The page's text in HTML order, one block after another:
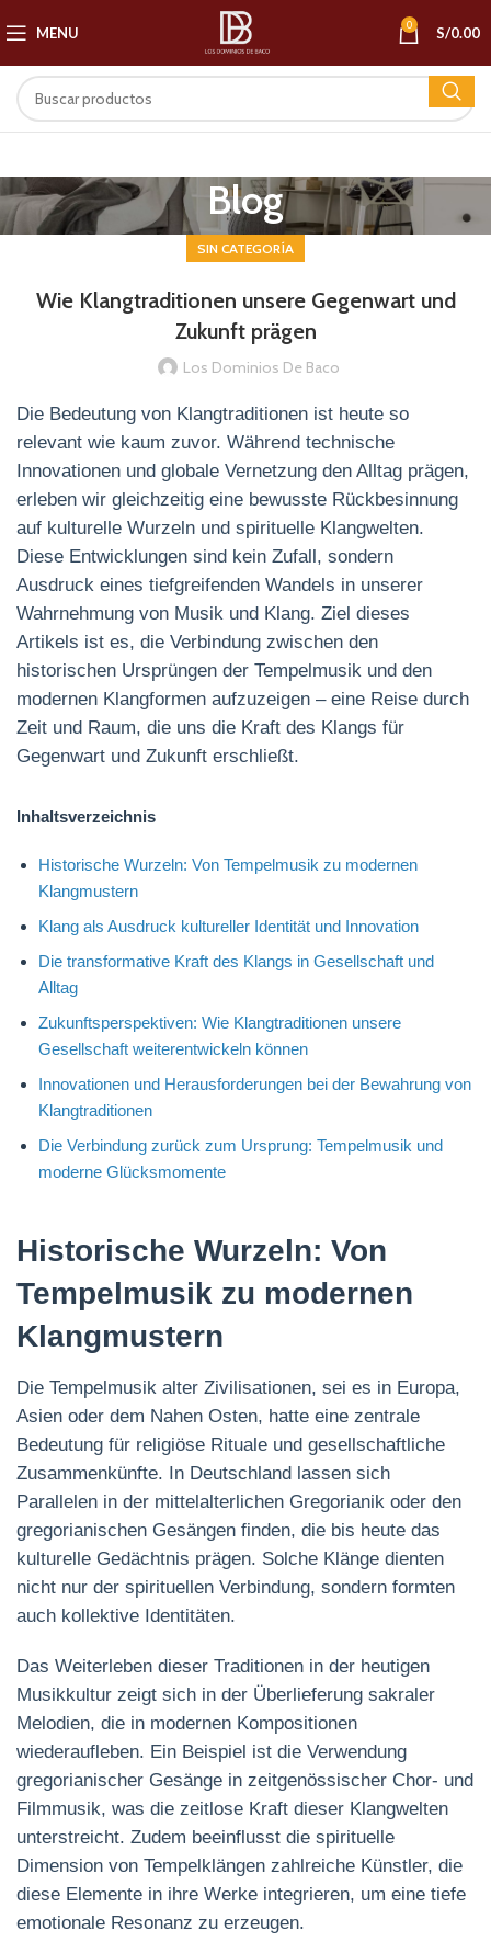
MENU 0 S/0.00
Blog
SIN CATEGORÍA
Wie Klangtraditionen unsere Gegenwart und
Zukunft prägen
Los Dominios De Baco
Die Bedeutung von Klangtraditionen ist heute so
relevant wie kaum zuvor. Während technische
Innovationen und globale Vernetzung den Alltag prägen,
erleben wir gleichzeitig eine bewusste Rückbesinnung
auf kulturelle Wurzeln und spirituelle Klangwelten.
Diese Entwicklungen sind kein Zufall, sondern
Ausdruck eines tiefgreifenden Wandels in unserer
Wahrnehmung von Musik und Klang. Ziel dieses
Artikels ist es, die Verbindung zwischen den
historischen Ursprüngen der Tempelmusik und den
modernen Klangformen aufzuzeigen – eine Reise durch
Zeit und Raum, die uns die Kraft des Klangs für
Gegenwart und Zukunft erschließt.
Inhaltsverzeichnis
Historische Wurzeln: Von Tempelmusik zu modernen
Klangmustern
Klang als Ausdruck kultureller Identität und Innovation
Die transformative Kraft des Klangs in Gesellschaft und
Alltag
Zukunftsperspektiven: Wie Klangtraditionen unsere
Gesellschaft weiterentwickeln können
Innovationen und Herausforderungen bei der Bewahrung von
Klangtraditionen
Die Verbindung zurück zum Ursprung: Tempelmusik und
moderne Glücksmomente
Historische Wurzeln: Von
Tempelmusik zu modernen
Klangmustern
Die Tempelmusik alter Zivilisationen, sei es in Europa,
Asien oder dem Nahen Osten, hatte eine zentrale
Bedeutung für religiöse Rituale und gesellschaftliche
Zusammenkünfte. In Deutschland lassen sich
Parallelen in der mittelalterlichen Gregorianik oder den
gregorianischen Gesängen finden, die bis heute das
kulturelle Gedächtnis prägen. Solche Klänge dienten
nicht nur der spirituellen Verbindung, sondern formten
auch kollektive Identitäten.
Das Weiterleben dieser Traditionen in der heutigen
Musikkultur zeigt sich in der Überlieferung sakraler
Melodien, die in modernen Kompositionen
wiederaufleben. Ein Beispiel ist die Verwendung
gregorianischer Gesänge in zeitgenössischer Chor- und
Filmmusik, was die zeitlose Kraft dieser Klangwelten
unterstreicht. Zudem beeinflusst die spirituelle
Dimension von Tempelklängen zahlreiche Künstler, die
diese Elemente in ihre Werke integrieren, um eine tiefe
emotionale Resonanz zu erzeugen.